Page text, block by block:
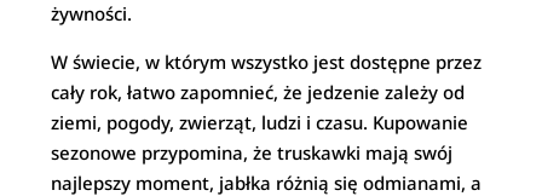
żywności.
W świecie, w którym wszystko jest dostępne przez
cały rok, łatwo zapomnieć, że jedzenie zależy od
ziemi, pogody, zwierząt, ludzi i czasu. Kupowanie
sezonowe przypomina, że truskawki mają swój
najlepszy moment, jabłka różnią się odmianami, a